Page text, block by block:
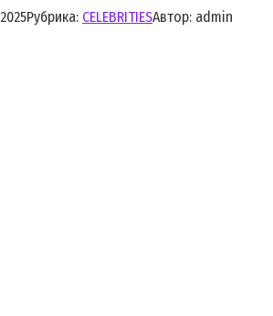
Рубрика: CELEBRITIESАвтор: admin